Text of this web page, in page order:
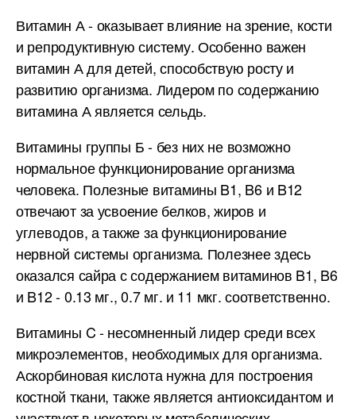
Витамин А - оказывает влияние на зрение, кости
и репродуктивную систему. Особенно важен
витамин А для детей, способствую росту и
развитию организма. Лидером по содержанию
витамина А является сельдь.
Витамины группы Б - без них не возможно
нормальное функционирование организма
человека. Полезные витамины B1, B6 и B12
отвечают за усвоение белков, жиров и
углеводов, а также за функционирование
нервной системы организма. Полезнее здесь
оказался сайра с содержанием витаминов B1, B6
и B12 - 0.13 мг., 0.7 мг. и 11 мкг. соответственно.
Витамины C - несомненный лидер среди всех
микроэлементов, необходимых для организма.
Аскорбиновая кислота нужна для построения
костной ткани, также является антиоксидантом и